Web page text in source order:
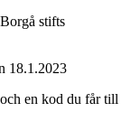
stifts
18.1.2023
en kod du får till